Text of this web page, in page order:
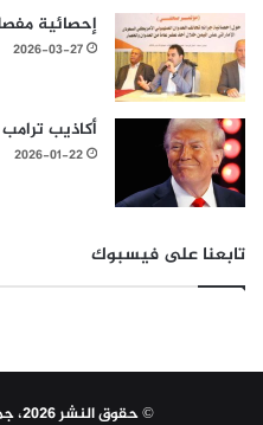
إحصائية مفصلة لـ11 عاماً من
2026-03-27
أكاذيب ترامب
2026-01-22
تابعنا على فيسبوك
© حقوق النشر 2026، جميع الحقوق محفوظة |